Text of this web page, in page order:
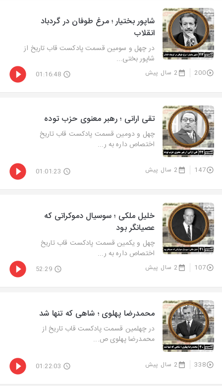
شاپور بختیار ؛ مرغ طوفان در گردباد
انقلاب
در چهل و سومین قسمت پادکست قاب تاریخ از
شاپور بختی...
200 2 سال پیش 01:16:48
تقی ارانی ؛ رهبر معنوی حزب توده
چهل و دومین قسمت پادکست قاب تاریخ
اختصاص داره به ر...
147 2 سال پیش 01:01:23
خلیل ملکی ؛ سوسیال دموکراتی که
عصیانگر بود
چهل و یکمین قسمت پادکست قاب تاریخ
اختصاص داره به ر...
107 2 سال پیش 52:29
محمدرضا پهلوی ؛ شاهی که تنها شد
در چهلمین قسمت پادکست قاب تاریخ از
محمدرضا پهلوی ص...
338 2 سال پیش 01:22:03